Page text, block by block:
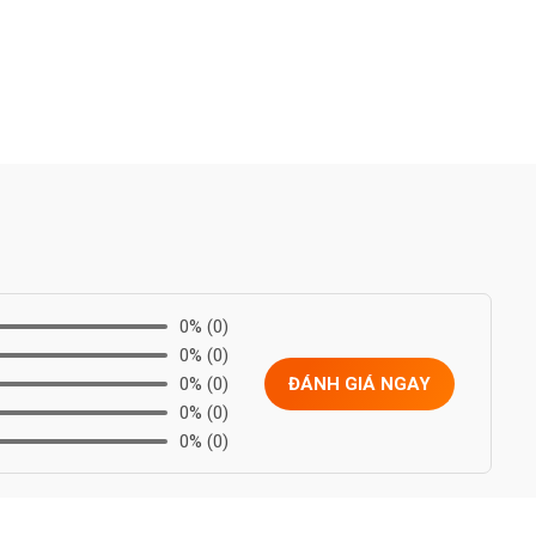
0% (0)
0% (0)
0% (0)
0% (0)
0% (0)
ĐÁNH GIÁ NGAY